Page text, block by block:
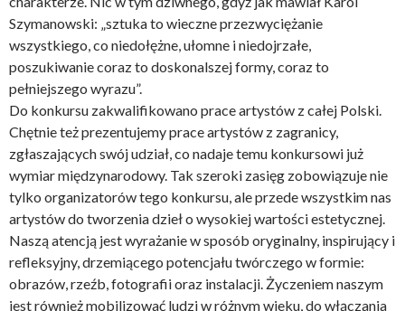
Szymanowski: „sztuka to wieczne przezwyciężanie
wszystkiego, co niedołężne, ułomne i niedojrzałe,
poszukiwanie coraz to doskonalszej formy, coraz to
pełniejszego wyrazu”.
Do konkursu zakwalifikowano prace artystów z całej Polski.
Chętnie też prezentujemy prace artystów z zagranicy,
zgłaszających swój udział, co nadaje temu konkursowi już
wymiar międzynarodowy. Tak szeroki zasięg zobowiązuje nie
tylko organizatorów tego konkursu, ale przede wszystkim nas
artystów do tworzenia dzieł o wysokiej wartości estetycznej.
Naszą atencją jest wyrażanie w sposób oryginalny, inspirujący i
refleksyjny, drzemiącego potencjału twórczego w formie:
obrazów, rzeźb, fotografii oraz instalacji. Życzeniem naszym
jest również mobilizować ludzi w różnym wieku, do włączania